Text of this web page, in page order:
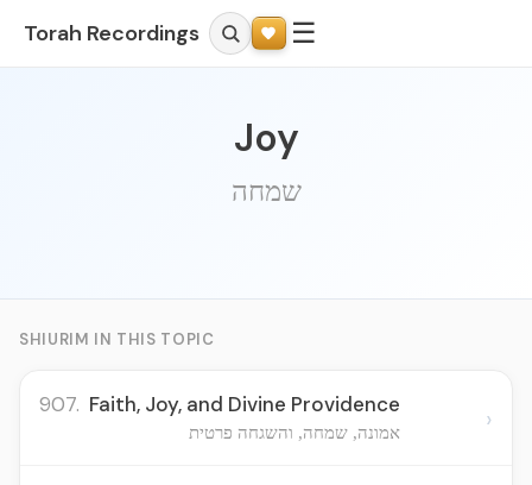
Torah Recordings ☰
Joy
שמחה
SHIURIM IN THIS TOPIC
907. Faith, Joy, and Divine Providence
אמונה, שמחה, והשגחה פרטית ›